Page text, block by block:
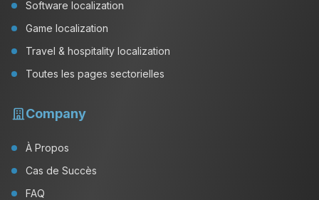
Software localization
Game localization
Travel & hospitality localization
Toutes les pages sectorielles
Company
À Propos
Cas de Succès
FAQ